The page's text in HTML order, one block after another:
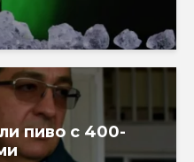
пиво с 400-